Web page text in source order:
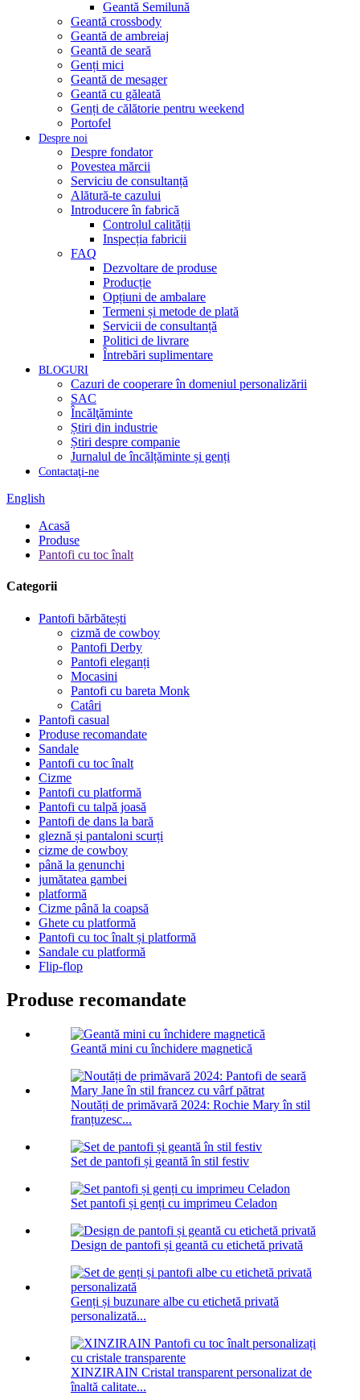
Geantă Semilună
Geantă crossbody
Geantă de ambreiaj
Geantă de seară
Genți mici
Geantă de mesager
Geantă cu găleată
Genți de călătorie pentru weekend
Portofel
Despre noi
Despre fondator
Povestea mărcii
Serviciu de consultanță
Alătură-te cazului
Introducere în fabrică
Controlul calității
Inspecția fabricii
FAQ
Dezvoltare de produse
Producție
Opțiuni de ambalare
Termeni și metode de plată
Servicii de consultanță
Politici de livrare
Întrebări suplimentare
BLOGURI
Cazuri de cooperare în domeniul personalizării
SAC
Încălţăminte
Știri din industrie
Știri despre companie
Jurnalul de încălțăminte și genți
Contactaţi-ne
English
Acasă
Produse
Pantofi cu toc înalt
Categorii
Pantofi bărbătești
cizmă de cowboy
Pantofi Derby
Pantofi eleganți
Mocasini
Pantofi cu bareta Monk
Catâri
Pantofi casual
Produse recomandate
Sandale
Pantofi cu toc înalt
Cizme
Pantofi cu platformă
Pantofi cu talpă joasă
Pantofi de dans la bară
gleznă și pantaloni scurți
cizme de cowboy
până la genunchi
jumătatea gambei
platformă
Cizme până la coapsă
Ghete cu platformă
Pantofi cu toc înalt și platformă
Sandale cu platformă
Flip-flop
Produse recomandate
Geantă mini cu închidere magnetică
Noutăți de primăvară 2024: Rochie Mary în stil
franțuzesc...
Set de pantofi și geantă în stil festiv
Set pantofi și genți cu imprimeu Celadon
Design de pantofi și geantă cu etichetă privată
Genți și buzunare albe cu etichetă privată
personalizată...
XINZIRAIN Cristal transparent personalizat de
înaltă calitate...